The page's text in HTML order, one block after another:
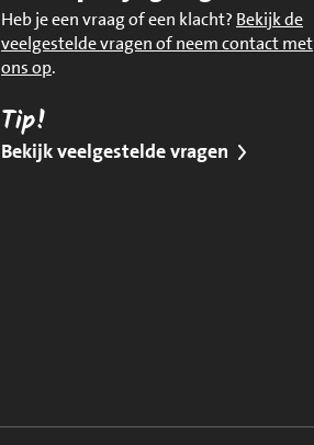
Heb je een vraag of een klacht? Bekijk de
veelgestelde vragen of neem contact met
ons op.
Tip!
Bekijk veelgestelde vragen